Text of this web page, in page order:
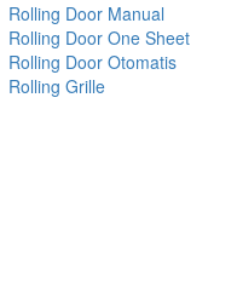
Rolling Door Manual
Rolling Door One Sheet
Rolling Door Otomatis
Rolling Grille